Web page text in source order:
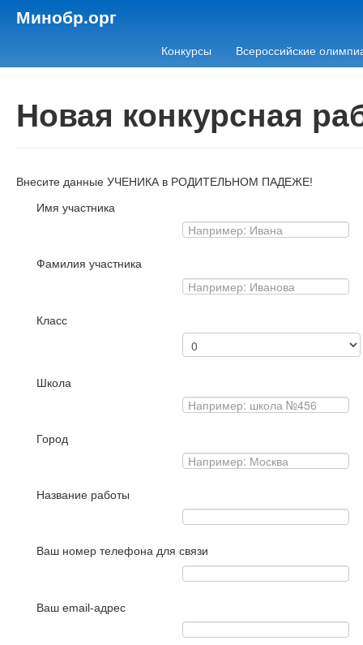
Минобр.орг
Конкурсы Всероссийские
Новая конкурсная
Внесите данные УЧЕНИКА в РОДИТЕЛЬНОМ ПАДЕЖЕ!
Имя участника
Фамилия участника
Класс
Школа
Город
Название работы
Ваш номер телефона для связи
Ваш email-адрес